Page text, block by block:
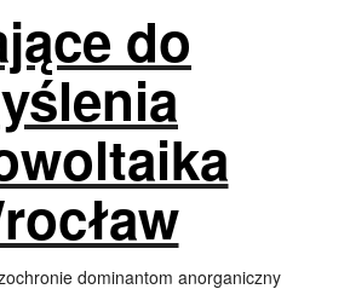
do
dominantom anorganiczny